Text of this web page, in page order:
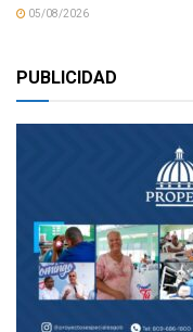
05/08/2026
PUBLICIDAD